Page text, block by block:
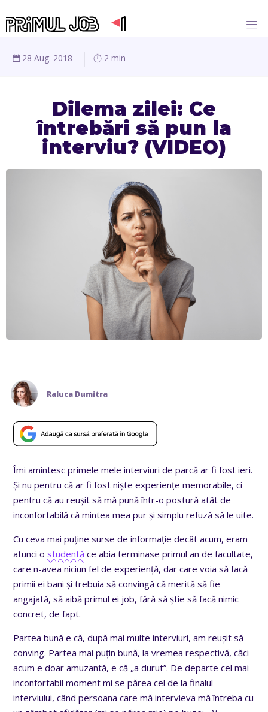
28 Aug. 2018 2 min
Dilema zilei: Ce
întrebări să pun la
interviu? (VIDEO)
Raluca Dumitra
Îmi amintesc primele mele interviuri de parcă ar fi fost ieri.
Și nu pentru că ar fi fost niște experiențe memorabile, ci
pentru că au reușit să mă pună într-o postură atât de
inconfortabilă că mintea mea pur și simplu refuză să le uite.
Cu ceva mai puține surse de informație decât acum, eram
atunci ostudentă ce abia terminase primul an de facultate,
care n-avea niciun fel de experiență, dar care voia să facă
primii ei bani și trebuia să convingă că merită să fie
angajată, să aibă primul ei job, fără să știe să facă nimic
concret, de fapt.
Partea bună e că, după mai multe interviuri, am reușit să
conving. Partea mai puțin bună, la vremea respectivă, căci
acum e doar amuzantă, e că „a durut”. De departe cel mai
inconfortabil moment mi se părea cel de la finalul
interviului, când persoana care mă intervieva mă întreba cu